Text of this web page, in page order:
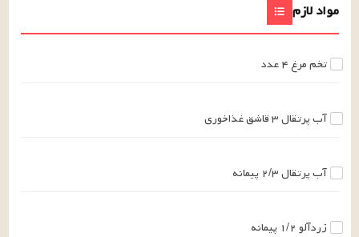
مواد لازم
تخم مرغ ۴ عدد
آب پرتقال۳قاشق غذاخوری
آب پرتقال۲/۳ پیمانه
زردآلو ۱/۲ پیمانه